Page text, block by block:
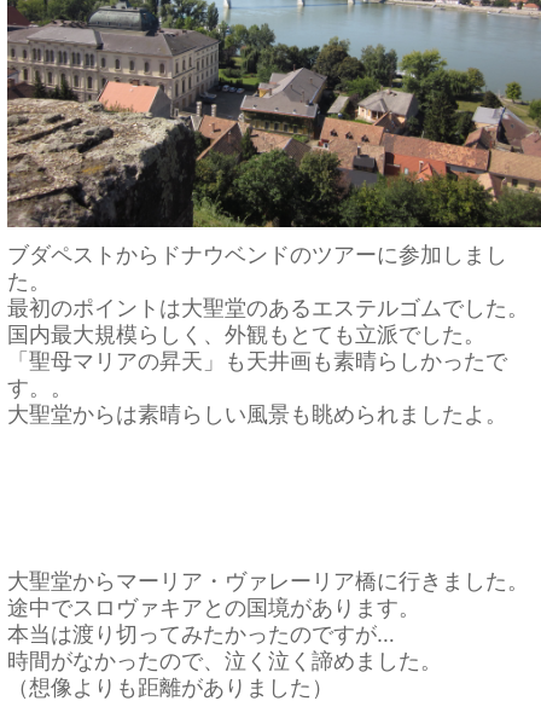
ブダペストからドナウベンドのツアーに参加しまし
た。
最初のポイントは大聖堂のあるエステルゴムでした。
国内最大規模らしく、外観もとても立派でした。
「聖母マリアの昇天」も天井画も素晴らしかったで
す。。
大聖堂からは素晴らしい風景も眺められましたよ。
大聖堂からマーリア・ヴァレーリア橋に行きました。
途中でスロヴァキアとの国境があります。
本当は渡り切ってみたかったのですが…
時間がなかったので、泣く泣く諦めました。
（想像よりも距離がありました）